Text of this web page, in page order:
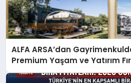
ALFA ARSA’dan
Premium Yaşam ve Yatırım